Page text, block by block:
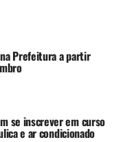
Prefeitura a partir
se inscrever em curso
e ar condicionado